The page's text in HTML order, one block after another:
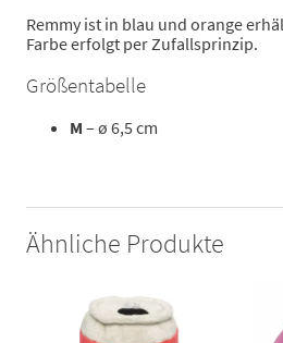
Remmy ist in blau und orange
Farbe erfolgt per Zufallsprinzip.
Größentabelle
M – ø 6,5 cm
Ähnliche Produkte